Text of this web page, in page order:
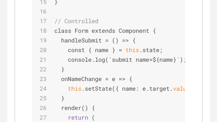
// Controlled
class Form extends Component {
  handleSubmit
= () => {
    const { name }
= this.state;
    console.log(`submit name
=${name}`);
  }
  onNameChange
= e => {
this.setState({ name: e.target.value
  }
  render() {
return (